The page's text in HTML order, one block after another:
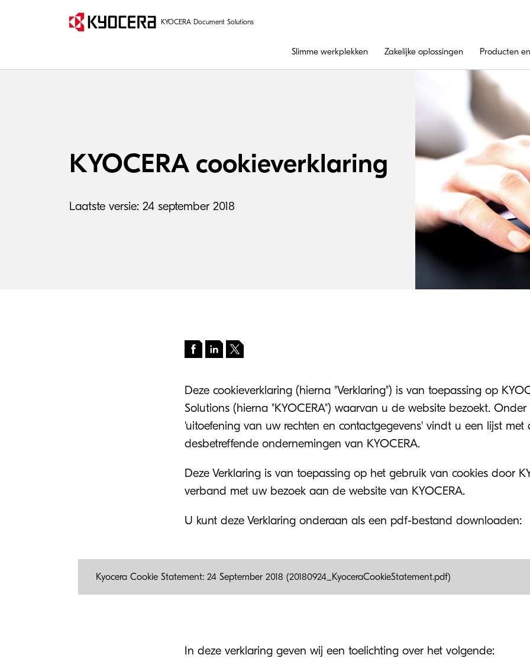
KYOCERA Document Solutions
Slimme werkplekken Zakelijke oplossingen Producten
KYOCERA cookieverklaring
Laatste versie: 24 september 2018
Deze cookieverklaring (hierna "Verklaring") is van toepassing op
Solutions (hierna "KYOCERA") waarvan u de website bezoekt.
'uitoefening van uw rechten en contactgegevens' vindt u een lijst met
desbetreffende ondernemingen van KYOCERA.
Deze Verklaring is van toepassing op het gebruik van cookies door
verband met uw bezoek aan de website van KYOCERA.
U kunt deze Verklaring onderaan als een pdf-bestand downloaden:
Kyocera Cookie Statement: 24 September 2018 (20180924_KyoceraCookieStatement.pdf)
In deze verklaring geven wij een toelichting over het volgende: